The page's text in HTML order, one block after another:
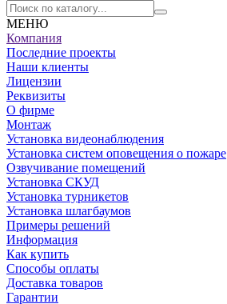
МЕНЮ
Компания
Последние проекты
Наши клиенты
Лицензии
Реквизиты
О фирме
Монтаж
Установка видеонаблюдения
Установка систем оповещения о пожаре
Озвучивание помещений
Установка СКУД
Установка турникетов
Установка шлагбаумов
Примеры решений
Информация
Как купить
Способы оплаты
Доставка товаров
Гарантии